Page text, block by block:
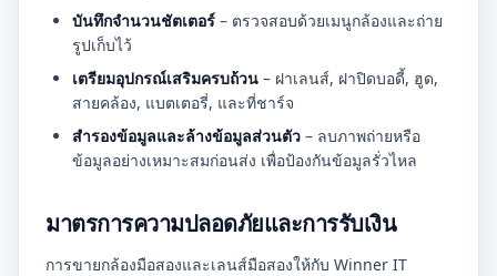
บันทึกจำนวนชัตเตอร์ – ตรวจสอบด้วยเมนูกล้องและถ่าย
รูปเก็บไว้
เตรียมอุปกรณ์เสริมครบถ้วน – ฝาเลนส์, ฝาปิดบอดี้, ฮูด,
สายคล้อง, แบตเตอรี่, และที่ชาร์จ
สำรองข้อมูลและล้างข้อมูลส่วนตัว – ลบภาพถ่ายหรือ
ข้อมูลอย่างเหมาะสมก่อนส่ง เพื่อป้องกันข้อมูลรั่วไหล
มาตรการความปลอดภัยและการรับเงิน
การขายกล้องมือสองและเลนส์มือสองให้กับ Winner IT